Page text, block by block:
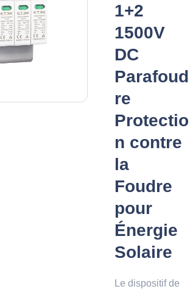
1+2
1500V
DC
Parafoud
re
Protectio
n contre
la
Foudre
pour
Énergie
Solaire
Le dispositif de